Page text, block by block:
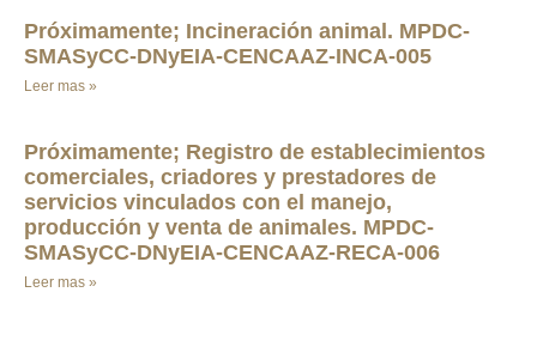
Próximamente; Incineración animal. MPDC-
SMASyCC-DNyEIA-CENCAAZ-INCA-005
Leer mas »
Próximamente; Registro de establecimientos
comerciales, criadores y prestadores de
servicios vinculados con el manejo,
producción y venta de animales. MPDC-
SMASyCC-DNyEIA-CENCAAZ-RECA-006
Leer mas »